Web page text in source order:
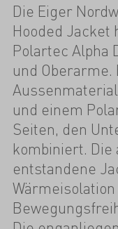
Die Eiger
Hooded Jacket
Polartec Alpha
und
und einem
Seiten, den
kombiniert. Die
entstandene